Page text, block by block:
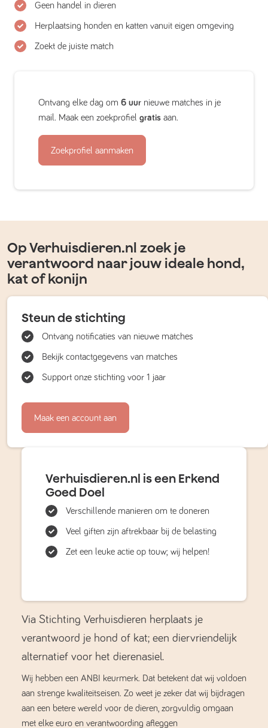
Geen handel in dieren
Herplaatsing honden en katten vanuit eigen omgeving
Zoekt de juiste match
Ontvang elke dag om 6 uur nieuwe matches in je
mail. Maak een zoekprofiel gratis aan.
Zoekprofiel aanmaken
Op Verhuisdieren.nl zoek je
verantwoord naar jouw ideale hond,
kat of konijn
Steun de stichting
Ontvang notificaties van nieuwe matches
Bekijk contactgegevens van matches
Support onze stichting voor 1 jaar
Maak een account aan
Verhuisdieren.nl is een Erkend
Goed Doel
Verschillende manieren om te doneren
Veel giften zijn aftrekbaar bij de belasting
Zet een leuke actie op touw; wij helpen!
Via Stichting Verhuisdieren herplaats je
verantwoord je hond of kat; een diervriendelijk
alternatief voor het dierenasiel.
Wij hebben een ANBI keurmerk. Dat betekent dat wij voldoen
aan strenge kwaliteitseisen. Zo weet je zeker dat wij bijdragen
aan een betere wereld voor de dieren, zorgvuldig omgaan
met elke euro en verantwoording afleggen